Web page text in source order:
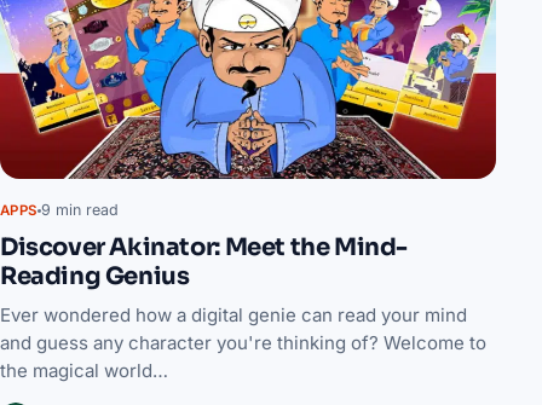
APPS 9 min read
Discover Akinator: Meet the Mind-
Reading Genius
Ever wondered how a digital genie can read your mind
and guess any character you're thinking of? Welcome to
the magical world…